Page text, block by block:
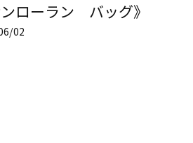
ンローラン バッグ》
02